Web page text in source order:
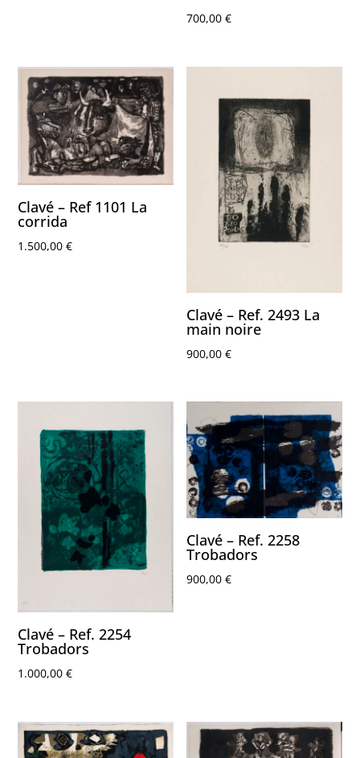
700,00€
Clavé – Ref 1101 La
corrida
1.500,00€
Clavé – Ref. 2493 La
main noire
900,00€
Clavé – Ref. 2254
Trobadors
1.000,00€
Clavé – Ref. 2258
Trobadors
900,00€